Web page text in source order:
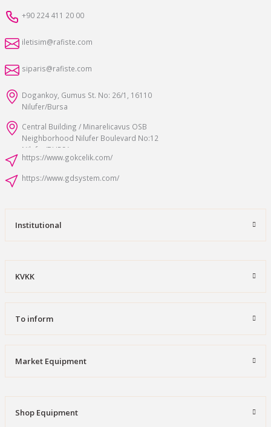
+90 224 411 20 00
iletisim@rafiste.com
siparis@rafiste.com
Dogankoy, Gumus St. No: 26/1, 16110
Nilufer/Bursa
Central Building / Minarelicavus OSB
Neighborhood Nilufer Boulevard No:12
Nilufer/BURSA
https://www.gokcelik.com/
https://www.gdsystem.com/
Institutional
KVKK
To inform
Market Equipment
Shop Equipment